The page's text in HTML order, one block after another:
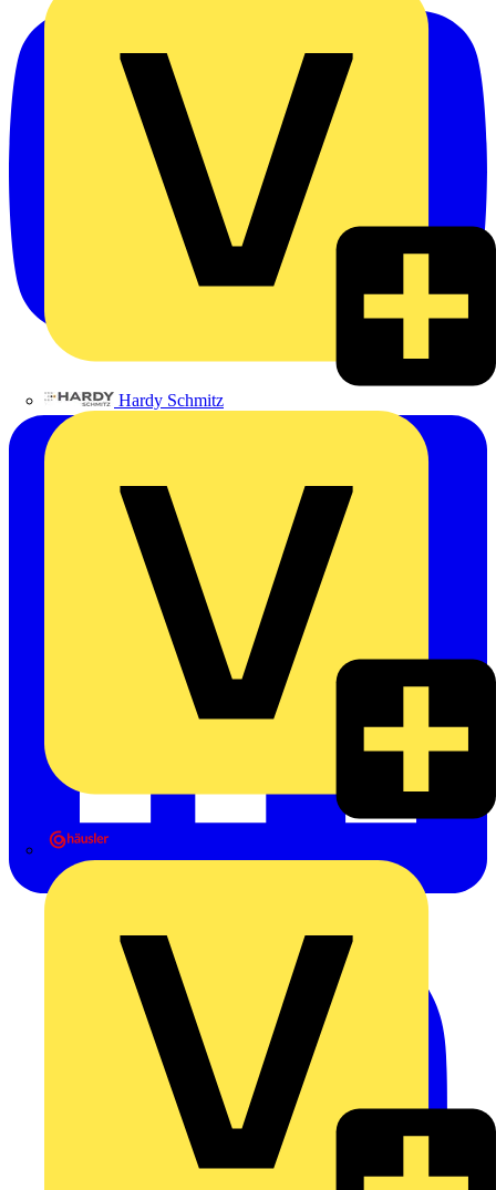
Hardy Schmitz